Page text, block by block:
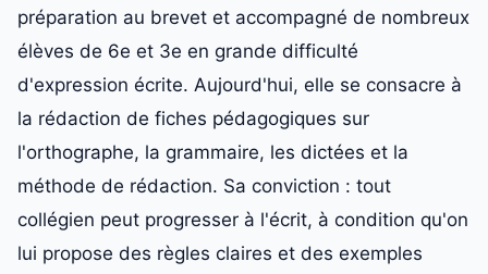
préparation au brevet et accompagné de nombreux
élèves de 6e et 3e en grande difficulté
d'expression écrite. Aujourd'hui, elle se consacre à
la rédaction de fiches pédagogiques sur
l'orthographe, la grammaire, les dictées et la
méthode de rédaction. Sa conviction : tout
collégien peut progresser à l'écrit, à condition qu'on
lui propose des règles claires et des exemples